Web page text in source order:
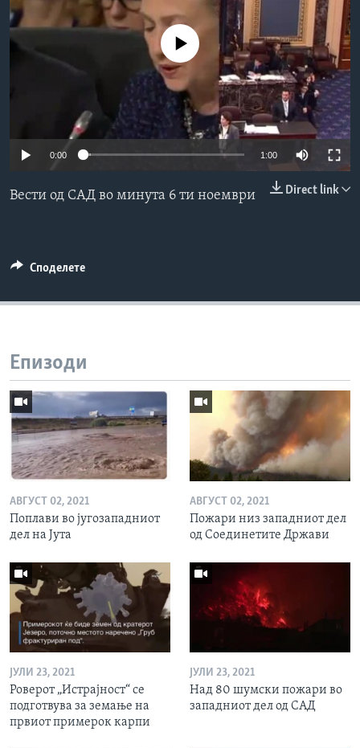
ИНТЕРВЈУА
Јазици
No media source currently available
0:00 1:00
Direct link
Вести од САД во минута 6 ти ноември
Споделете
Епизоди
АВГУСТ 02, 2021
Поплави во југозападниот
дел на Јута
АВГУСТ 02, 2021
Пожари низ западниот дел
од Соединетите Држави
ЈУЛИ 23, 2021
Роверот „Истрајност“ се
подготвува за земање на
првиот примерок карпи
ЈУЛИ 23, 2021
Над 80 шумски пожари во
западниот дел од САД